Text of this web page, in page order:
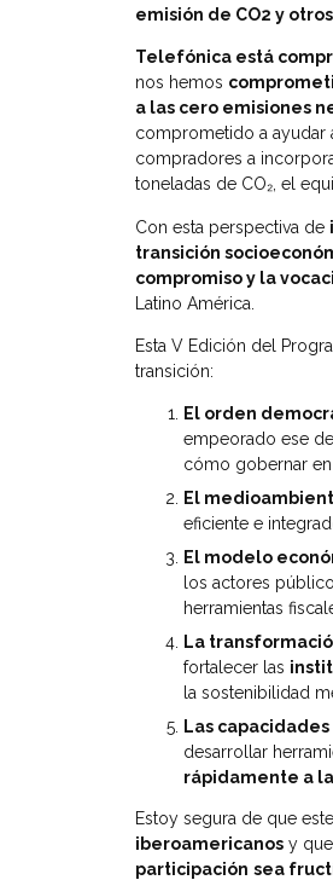
emisión de CO2 y
Telefónica está
nos hemos
a las cero emisiones
comprometido a ayudar
compradores a
toneladas de CO₂, el
Con esta perspectiva de
transición
compromiso y la
Latino América.
Esta V Edición del
transición:
El orden
empeorado ese
cómo gobernar en
El
eficiente e
El modelo
los actores
herramientas
La
fortalecer las
la sostenibilidad
Las
desarrollar
rápidamente a
Estoy segura de que
iberoamericanos y
participación sea